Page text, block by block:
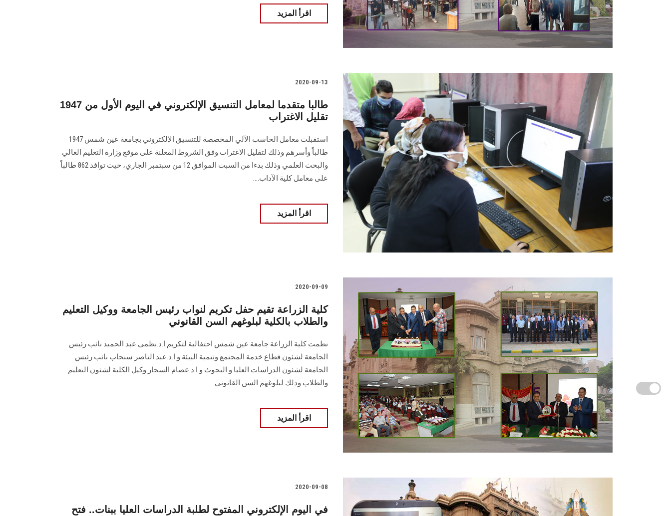
اقرأ المزيد
2020-09-13
1947 طالبا متقدما لمعامل التنسيق الإلكتروني في اليوم الأول من
تقليل الاغتراب
استقبلت معامل الحاسب الآلي المخصصة للتنسيق الإلكتروني بجامعة عين شمس 1947
طالباً وأسرهم وذلك لتقليل الاغتراب وفق الشروط المعلنة على موقع وزارة التعليم العالي
والبحث العلمي وذلك بدءا من السبت الموافق 12 من سبتمبر الجاري، حيث توافد 862 طالباً
على معامل كلية الآداب....
اقرأ المزيد
2020-09-09
كلية الزراعة تقيم حفل تكريم لنواب رئيس الجامعة ووكيل التعليم
والطلاب بالكلية لبلوغهم السن القانوني
نظمت كلية الزراعة جامعة عين شمس احتفالية لتكريم ا.د.نظمى عبد الحميد نائب رئيس
الجامعة لشئون قطاع خدمة المجتمع وتنمية البيئة و ا.د.عبد الناصر سنجاب نائب رئيس
الجامعة لشئون الدراسات العليا و البحوث و ا.د.عصام السحار وكيل الكلية لشئون التعليم
والطلاب وذلك لبلوغهم السن القانوني
اقرأ المزيد
2020-09-08
في اليوم الإلكتروني المفتوح لطلبة الدراسات العليا ببنات.. فتح